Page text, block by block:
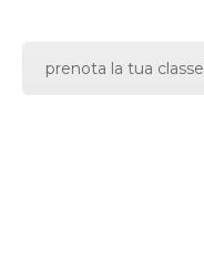
prenota la tua classe